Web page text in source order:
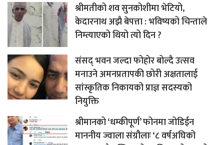
श्रीमतीको शव सुनकोशीमा भेटियो,
केदारनाथ अझै बेपत्ता : भविष्यको चिन्ताले
निम्त्याएको थियो त्यो दिन ?
संसद् भवन जल्दा फोहोर बोल्दै उत्सव
मनाउने अमनप्रतापकी छोरी अक्षतालाई
सांस्कृतिक निकायको प्राज्ञ सदस्यको
नियुक्ति
श्रीमानको ‘धम्कीपूर्ण’ फोनमा जोडिईन
माननीय ज्वाला संग्रौलाः ‘८ वर्षअघिको